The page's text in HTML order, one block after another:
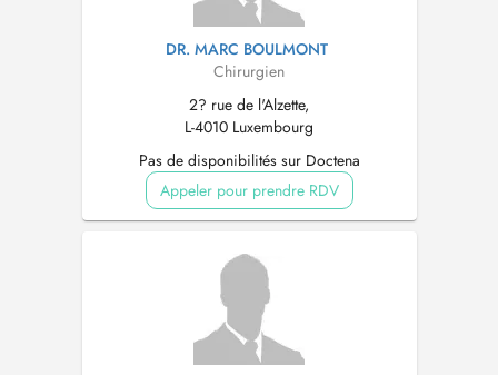
DR. MARC BOULMONT
Chirurgien
2? rue de l'Alzette,
L-4010 Luxembourg
Pas de disponibilités sur Doctena
Appeler pour prendre RDV